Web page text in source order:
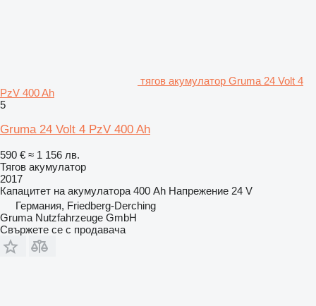
тягов акумулатор Gruma 24 Volt 4
PzV 400 Ah
5
Gruma 24 Volt 4 PzV 400 Ah
590 € ≈ 1 156 лв.
Тягов акумулатор
2017
Капацитет на акумулатора 400 Ah Напрежение 24 V
Германия, Friedberg-Derching
Gruma Nutzfahrzeuge GmbH
Свържете се с продавача